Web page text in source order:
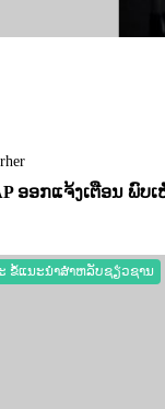
ອອກແຈ້ງເຕືອນ ພົບເ
ຂໍ້ແນະນຳສຳຫລັບຊຽ່ວຊານ